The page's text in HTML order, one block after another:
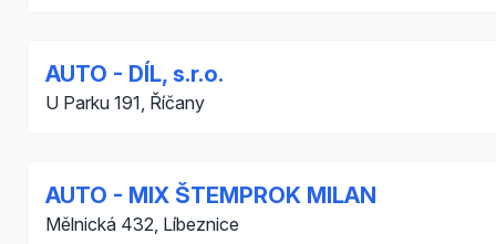
AUTO - DÍL, s.r.o.
U Parku 191, Říčany
AUTO - MIX ŠTEMPROK MILAN
Mělnická 432, Líbeznice